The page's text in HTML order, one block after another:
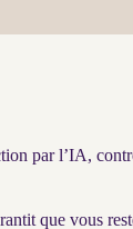
par l’IA,
que vous